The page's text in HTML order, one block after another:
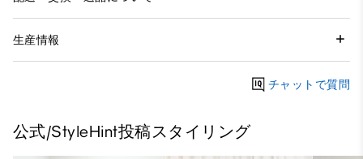
生産情報
チャットで質問
公式/StyleHint投稿スタイリング